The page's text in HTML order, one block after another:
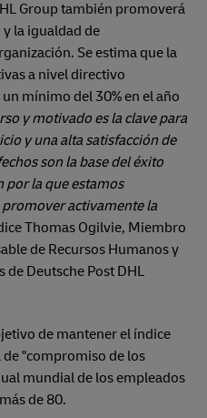
Group también promoverá
la igualdad de
Se estima que la
a nivel directivo
mínimo del 30% en el año
y motivado es la clave para
y una alta satisfacción de
son la base del éxito
por la que estamos
activamente la
Thomas Ogilvie, Miembro
de Recursos Humanos y
de Deutsche Post DHL
de mantener el índice
"compromiso de los
mundial de los empleados
de 80.